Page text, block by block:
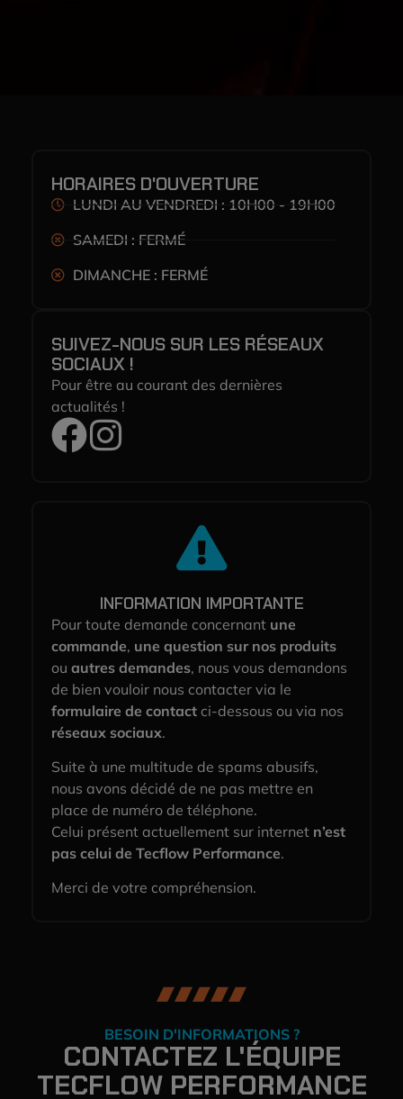
HORAIRES D'OUVERTURE
LUNDI AU VENDREDI : 10H00 - 19H00
SAMEDI : FERMÉ
DIMANCHE : FERMÉ
SUIVEZ-NOUS SUR LES RÉSEAUX
SOCIAUX !
Pour être au courant des dernières
actualités !
INFORMATION IMPORTANTE
Pour toute demande concernant une
commande, une question sur nos produits
ou autres demandes, nous vous demandons
de bien vouloir nous contacter via le
formulaire de contact ci-dessous ou via nos
réseaux sociaux.
Suite à une multitude de spams abusifs,
nous avons décidé de ne pas mettre en
place de numéro de téléphone.
Celui présent actuellement sur internet n’est
pas celui de Tecflow Performance.
Merci de votre compréhension.
BESOIN D'INFORMATIONS ?
CONTACTEZ L'ÉQUIPE
TECFLOW PERFORMANCE